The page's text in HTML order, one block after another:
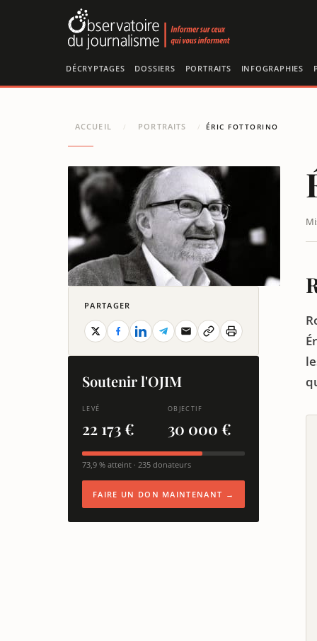
DÉCRYPTAGES DOSSIERS PORTRAITS INFOGRAPHIES
ACCUEIL / PORTRAITS / ÉRIC FOTTORINO
PARTAGER
Soutenir l'OJIM
LEVÉ
22 173 €
OBJECTIF
30 000 €
73,9 % atteint · 235 donateurs
FAIRE UN DON MAINTENANT →
Panneau de gestion des cookies